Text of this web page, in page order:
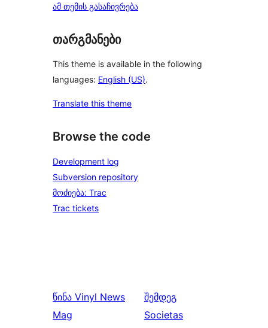
ამ თემის გასაჩივრება
თარგმანები
This theme is available in the following
languages: English (US).
Translate this theme
Browse the code
Development log
Subversion repository
მოძიება: Trac
Trac tickets
წინა Vinyl News
Mag
შემდეგ
Societas